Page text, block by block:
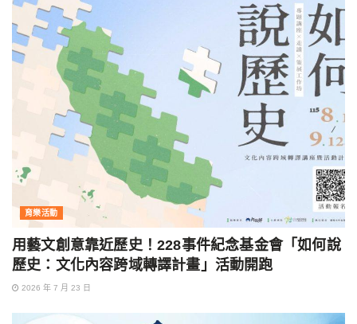
育樂活動
用藝文創意靠近歷史！228事件紀念基金會「如何說
歷史：文化內容跨域轉譯計畫」活動開跑
2026 年 7 月 23 日